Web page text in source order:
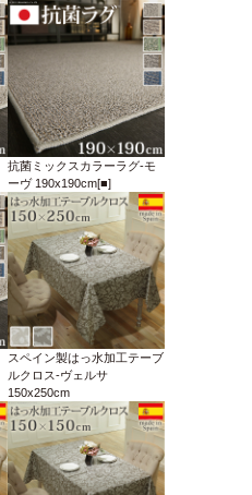
抗菌ミックスカラーラグ-モ
ーヴ 190x190cm[■]
スペイン製はっ水加工テーブ
ルクロス-ヴェルサ
150x250cm